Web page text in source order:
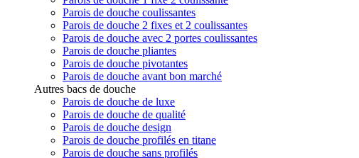
Parois de douche coulissantes
Parois de douche 2 fixes et 2 coulissantes
Parois de douche avec 2 portes coulissantes
Parois de douche pliantes
Parois de douche pivotantes
Parois de douche avant bon marché
Autres bacs de douche
Parois de douche de luxe
Parois de douche de qualité
Parois de douche design
Parois de douche profilés en titane
Parois de douche sans profilés